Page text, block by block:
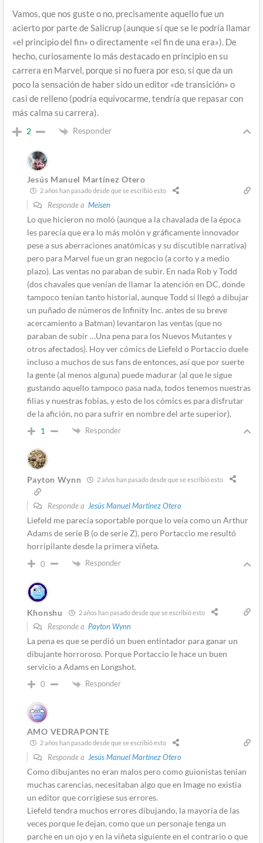
Vamos, que nos guste o no, precisamente aquello fue un
acierto por parte de Salicrup (aunque sí que se le podría llamar
«el principio del fin» o directamente «el fin de una era»). De
hecho, curiosamente lo más destacado en principio en su
carrera en Marvel, porque si no fuera por eso, sí que da un
poco la sensación de haber sido un editor «de transición» o
casi de relleno (podría equivocarme, tendría que repasar con
más calma su carrera).
2 Responder
Jesús Manuel Martínez Otero
2 años han pasado desde que se escribió esto
Responde a Meisen
Lo que hicieron no moló (aunque a la chavalada de la época
les parecía que era lo más molón y gráficamente innovador
pese a sus aberraciones anatómicas y su discutible narrativa)
pero para Marvel fue un gran negocio (a corto y a medio
plazo). Las ventas no paraban de subir. En nada Rob y Todd
(dos chavales que venían de llamar la atención en DC, donde
tampoco tenían tanto historial, aunque Todd sí llegó a dibujar
un puñado de números de Infinity Inc. antes de su breve
acercamiento a Batman) levantaron las ventas (que no
paraban de subir …Una pena para los Nuevos Mutantes y
otros afectados). Hoy ver cómics de Liefeld o Portaccio duele
incluso a muchos de sus fans de entonces, así que por suerte
la gente (al menos alguna) puede madurar (al que le sigue
gustando aquello tampoco pasa nada, todos tenemos nuestras
filias y nuestras fobias, y esto de los cómics es para disfrutar
de la afición, no para sufrir en nombre del arte superior).
1 Responder
Payton Wynn 2 años han pasado desde que se escribió esto
Responde a Jesús Manuel Martínez Otero
Liefeld me parecía soportable porque lo veía como un Arthur
Adams de serie B (o de serie Z), pero Portaccio me resultó
horripilante desde la primera viñeta.
0 Responder
Khonshu 2 años han pasado desde que se escribió esto
Responde a Payton Wynn
La pena es que se perdió un buen entintador para ganar un
dibujante horroroso. Porque Portaccio le hace un buen
servicio a Adams en Longshot.
0 Responder
AMO VEDRAPONTE
2 años han pasado desde que se escribió esto
Responde a Jesús Manuel Martínez Otero
Como dibujantes no eran malos pero como guionistas tenian
muchas carencias, necesitaban algo que en Image no existia
un editor que corrigiese sus errores.
Liefeld tendra muchos errores dibujando, la mayoria de las
veces porque le dejan, como que un personaje tenga un
parche en un ojo y en la viñeta siguiente en el contrario o que